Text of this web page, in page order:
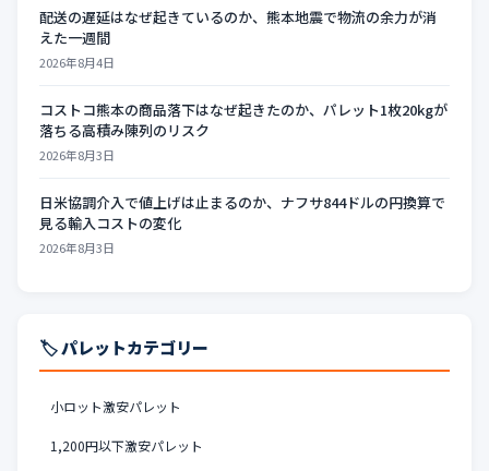
配送の遅延はなぜ起きているのか、熊本地震で物流の余力が消
えた一週間
2026年8月4日
コストコ熊本の商品落下はなぜ起きたのか、パレット1枚20kgが
落ちる高積み陳列のリスク
2026年8月3日
日米協調介入で値上げは止まるのか、ナフサ844ドルの円換算で
見る輸入コストの変化
2026年8月3日
🏷️ パレットカテゴリー
小ロット激安パレット
1,200円以下激安パレット